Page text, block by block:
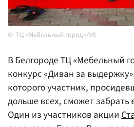
ТЦ «Мебельный город»/VK
В Белгороде ТЦ «Мебельный
конкурс «Диван за
которого участник,
дольше всех, сможет забрать
Один из участников акции